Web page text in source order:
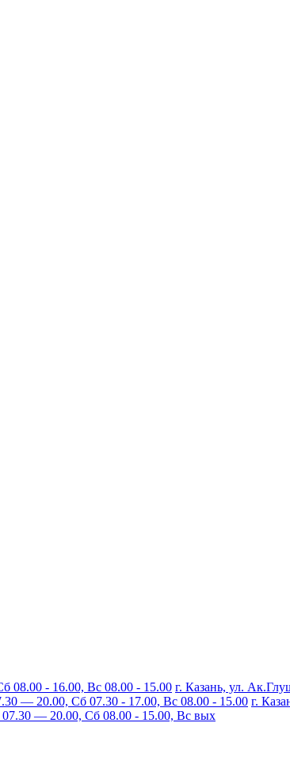
- 16.00, Вс 08.00 - 15.00 г. Казань, ул.
— 20.00, Сб 07.30 - 17.00, Вс 08.00 - 15.00 г.
— 20.00, Сб 08.00 - 15.00, Вс вых